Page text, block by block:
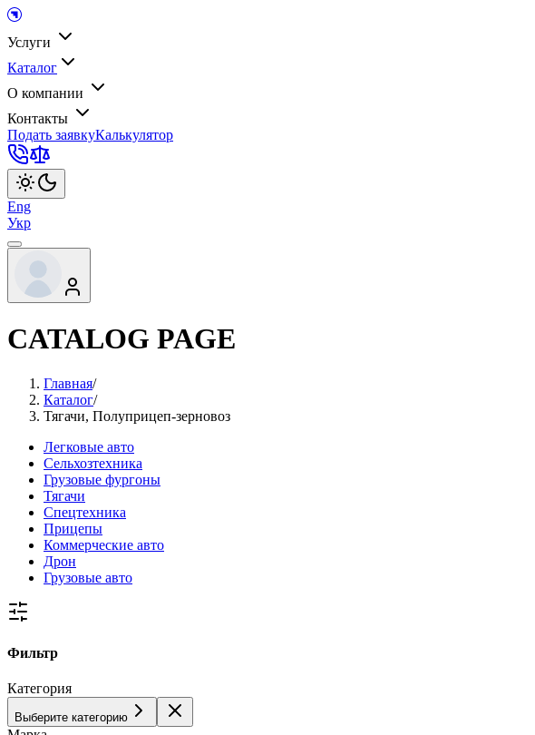
Услуги
Каталог
О компании
Контакты
Подать заявкуКалькулятор
Eng
Укр
CATALOG PAGE
Главная/
Каталог/
Тягачи, Полуприцеп-зерновоз
Легковые авто
Сельхозтехника
Грузовые фургоны
Тягачи
Спецтехника
Прицепы
Коммерческие авто
Дрон
Грузовые авто
Фильтр
Категория
Выберите категорию